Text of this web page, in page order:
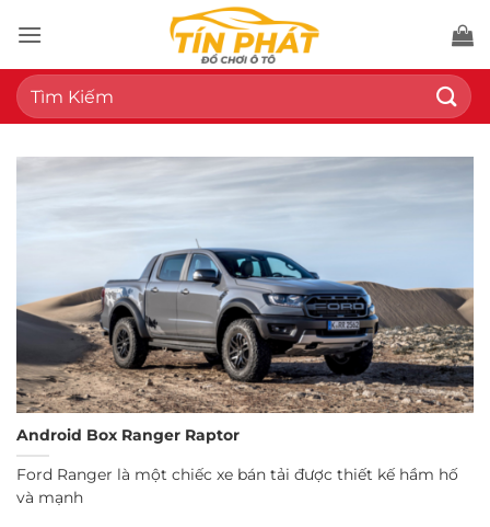
qua
nội
dung
Tìm
kiếm:
Android Box Ranger Raptor
Ford Ranger là một chiếc xe bán tải được thiết kế hầm hố
và mạnh